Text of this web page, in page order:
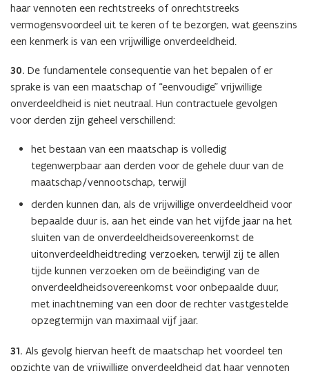
haar vennoten een rechtstreeks of onrechtstreeks
vermogensvoordeel uit te keren of te bezorgen, wat geenszins
een kenmerk is van een vrijwillige onverdeeldheid.
30. De fundamentele consequentie van het bepalen of er
sprake is van een maatschap of “eenvoudige” vrijwillige
onverdeeldheid is niet neutraal. Hun contractuele gevolgen
voor derden zijn geheel verschillend:
het bestaan van een maatschap is volledig
tegenwerpbaar aan derden voor de gehele duur van de
maatschap/vennootschap, terwijl
derden kunnen dan, als de vrijwillige onverdeeldheid voor
bepaalde duur is, aan het einde van het vijfde jaar na het
sluiten van de onverdeeldheidsovereenkomst de
uitonverdeeldheidtreding verzoeken, terwijl zij te allen
tijde kunnen verzoeken om de beëindiging van de
onverdeeldheidsovereenkomst voor onbepaalde duur,
met inachtneming van een door de rechter vastgestelde
opzegtermijn van maximaal vijf jaar.
31. Als gevolg hiervan heeft de maatschap het voordeel ten
opzichte van de vrijwillige onverdeeldheid dat haar vennoten